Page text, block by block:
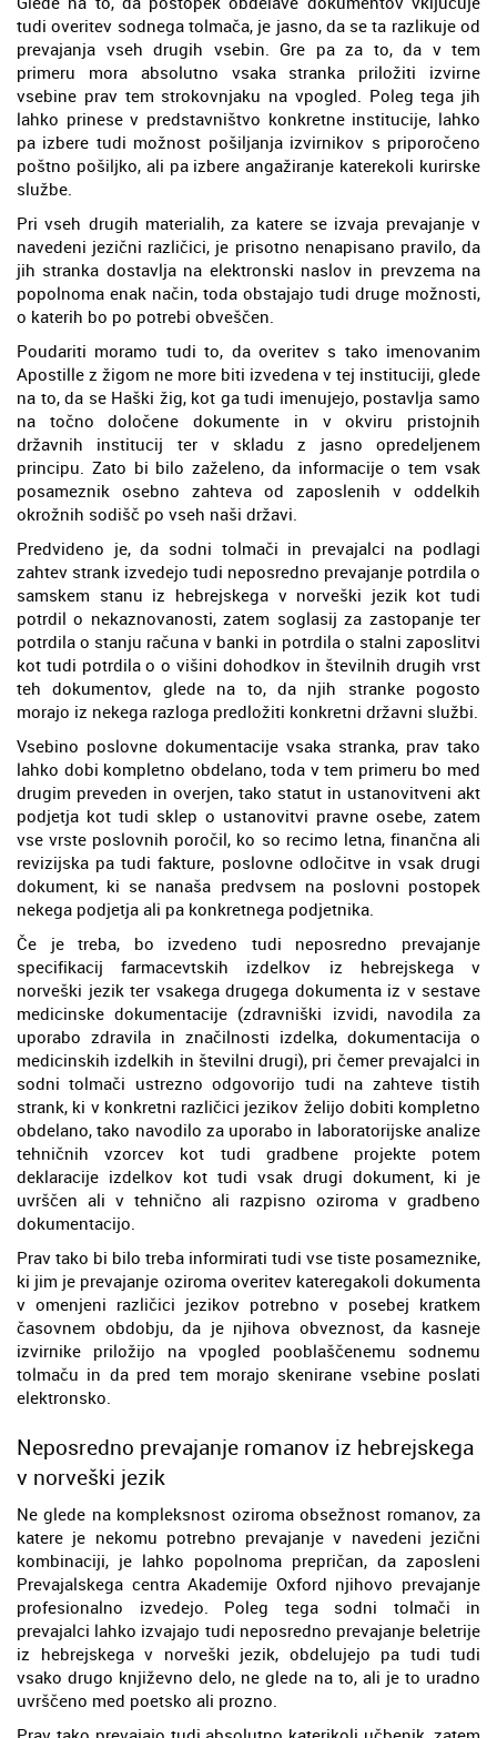
tudi overitev sodnega tolmača, je jasno, da se ta razlikuje od
prevajanja vseh drugih vsebin. Gre pa za to, da v tem
primeru mora absolutno vsaka stranka priložiti izvirne
vsebine prav tem strokovnjaku na vpogled. Poleg tega jih
lahko prinese v predstavništvo konkretne institucije, lahko
pa izbere tudi možnost pošiljanja izvirnikov s priporočeno
poštno pošiljko, ali pa izbere angažiranje katerekoli kurirske
službe.
Pri vseh drugih materialih, za katere se izvaja prevajanje v
navedeni jezični različici, je prisotno nenapisano pravilo, da
jih stranka dostavlja na elektronski naslov in prevzema na
popolnoma enak način, toda obstajajo tudi druge možnosti,
o katerih bo po potrebi obveščen.
Poudariti moramo tudi to, da overitev s tako imenovanim
Apostille z žigom ne more biti izvedena v tej instituciji, glede
na to, da se Haški žig, kot ga tudi imenujejo, postavlja samo
na točno določene dokumente in v okviru pristojnih
državnih institucij ter v skladu z jasno opredeljenem
principu. Zato bi bilo zaželeno, da informacije o tem vsak
posameznik osebno zahteva od zaposlenih v oddelkih
okrožnih sodišč po vseh naši državi.
Predvideno je, da sodni tolmači in prevajalci na podlagi
zahtev strank izvedejo tudi neposredno prevajanje potrdila o
samskem stanu iz hebrejskega v norveški jezik kot tudi
potrdil o nekaznovanosti, zatem soglasij za zastopanje ter
potrdila o stanju računa v banki in potrdila o stalni zaposlitvi
kot tudi potrdila o o višini dohodkov in številnih drugih vrst
teh dokumentov, glede na to, da njih stranke pogosto
morajo iz nekega razloga predložiti konkretni državni službi.
Vsebino poslovne dokumentacije vsaka stranka, prav tako
lahko dobi kompletno obdelano, toda v tem primeru bo med
drugim preveden in overjen, tako statut in ustanovitveni akt
podjetja kot tudi sklep o ustanovitvi pravne osebe, zatem
vse vrste poslovnih poročil, ko so recimo letna, finančna ali
revizijska pa tudi fakture, poslovne odločitve in vsak drugi
dokument, ki se nanaša predvsem na poslovni postopek
nekega podjetja ali pa konkretnega podjetnika.
Če je treba, bo izvedeno tudi neposredno prevajanje
specifikacij farmacevtskih izdelkov iz hebrejskega v
norveški jezik ter vsakega drugega dokumenta iz v sestave
medicinske dokumentacije (zdravniški izvidi, navodila za
uporabo zdravila in značilnosti izdelka, dokumentacija o
medicinskih izdelkih in številni drugi), pri čemer prevajalci in
sodni tolmači ustrezno odgovorijo tudi na zahteve tistih
strank, ki v konkretni različici jezikov želijo dobiti kompletno
obdelano, tako navodilo za uporabo in laboratorijske analize
tehničnih vzorcev kot tudi gradbene projekte potem
deklaracije izdelkov kot tudi vsak drugi dokument, ki je
uvrščen ali v tehnično ali razpisno oziroma v gradbeno
dokumentacijo.
Prav tako bi bilo treba informirati tudi vse tiste posameznike,
ki jim je prevajanje oziroma overitev kateregakoli dokumenta
v omenjeni različici jezikov potrebno v posebej kratkem
časovnem obdobju, da je njihova obveznost, da kasneje
izvirnike priložijo na vpogled pooblaščenemu sodnemu
tolmaču in da pred tem morajo skenirane vsebine poslati
elektronsko.
Neposredno prevajanje romanov iz hebrejskega
v norveški jezik
Ne glede na kompleksnost oziroma obsežnost romanov, za
katere je nekomu potrebno prevajanje v navedeni jezični
kombinaciji, je lahko popolnoma prepričan, da zaposleni
Prevajalskega centra Akademije Oxford njihovo prevajanje
profesionalno izvedejo. Poleg tega sodni tolmači in
prevajalci lahko izvajajo tudi neposredno prevajanje beletrije
iz hebrejskega v norveški jezik, obdelujejo pa tudi tudi
vsako drugo književno delo, ne glede na to, ali je to uradno
uvrščeno med poetsko ali prozno.